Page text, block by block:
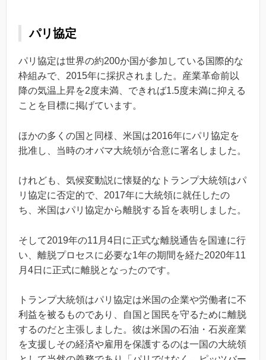
パリ協定
パリ協定は世界の約200か国が参加している国際的な
枠組みで、2015年に採択されました。産業革命前以
降の気温上昇を2度未満、できれば1.5度未満に抑える
ことを目標に掲げています。
ほかの多くの国と同様、米国は2016年にパリ協定を
批准し、当時のオバマ大統領が合意に署名しました。
けれども、気候変動説に懐疑的なトランプ大統領はパ
リ協定に否定的で、2017年に大統領に就任したの
ち、米国はパリ協定から離脱する旨を表明しました。
そして2019年の11月4日に正式な離脱通告を国連に行
い、離脱プロセスに必要な1年の期間を経た2020年11
月4日に正式に離脱となったのです。
トランプ大統領はパリ協定は米国の企業や労働者に不
利益を被るものであり、自国と国民を守るために離脱
するのだと主張しました。彼は米国の石油・石炭産業
を支援しその経済や雇用を保護するのは一国の大統領